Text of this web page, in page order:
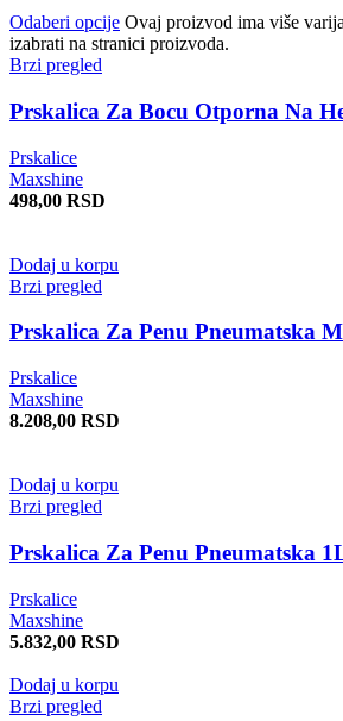
Odaberi opcije Ovaj proizvod ima više
izabrati na stranici proizvoda.
Brzi pregled
Prskalica Za Bocu Otporna Na
Prskalice
Maxshine
498,00 RSD
Dodaj u korpu
Brzi pregled
Prskalica Za Penu Pneumatska
Prskalice
Maxshine
8.208,00 RSD
Dodaj u korpu
Brzi pregled
Prskalica Za Penu Pneumatska
Prskalice
Maxshine
5.832,00 RSD
Dodaj u korpu
Brzi pregled